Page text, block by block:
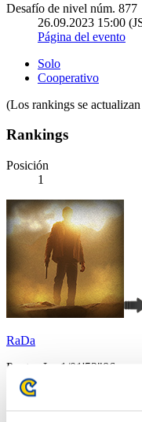
Desafío de nivel núm. 877
26.09.2023 15:00
Página del evento
Solo
Cooperativo
(Los rankings se
Rankings
Posición
1
RaDa
Puntos:Lv:1/01'53"86
Posición
2